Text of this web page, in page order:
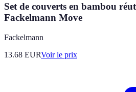
Set de couverts en bambou
Fackelmann Move
Fackelmann
13.68 EURVoir le prix